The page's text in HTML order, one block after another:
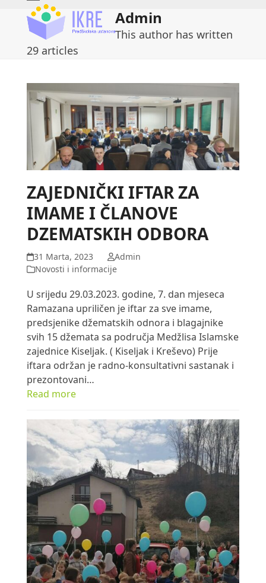
content
Open
mobile
menu
Close
mobile
menu
Admin
This author has written
29 articles
ZAJEDNIČKI IFTAR ZA
IMAME I ČLANOVE
DZEMATSKIH ODBORA
31 Marta, 2023
Admin
Novosti i informacije
U srijedu 29.03.2023. godine, 7. dan mjeseca
Ramazana upriličen je iftar za sve imame,
predsjenike džematskih odnora i blagajnike
svih 15 džemata sa područja Medžlisa Islamske
zajednice Kiseljak. ( Kiseljak i Kreševo) Prije
iftara održan je radno-konsultativni sastanak i
prezontovani…
Read more